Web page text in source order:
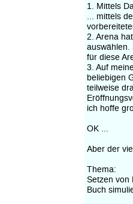
1. Mittels
... mittels
2. Arena
auswählen.
für diese
3. Auf
beliebigen
teilweise
ich hoffe
OK ...
Aber der
Thema:
Setzen von
Buch